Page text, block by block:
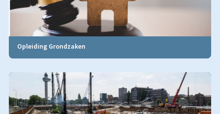
Opleiding Grondzaken